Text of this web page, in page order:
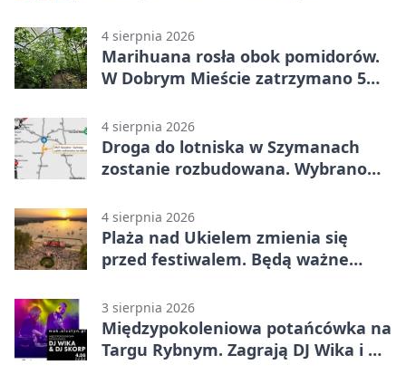
4 sierpnia 2026
Marihuana rosła obok pomidorów.
W Dobrym Mieście zatrzymano 5
4 sierpnia 2026
Droga do lotniska w Szymanach
zostanie rozbudowana. Wybrano
4 sierpnia 2026
Plaża nad Ukielem zmienia się
przed festiwalem. Będą ważne
3 sierpnia 2026
Międzypokoleniowa potańcówka na
Targu Rybnym. Zagrają DJ Wika i DJ